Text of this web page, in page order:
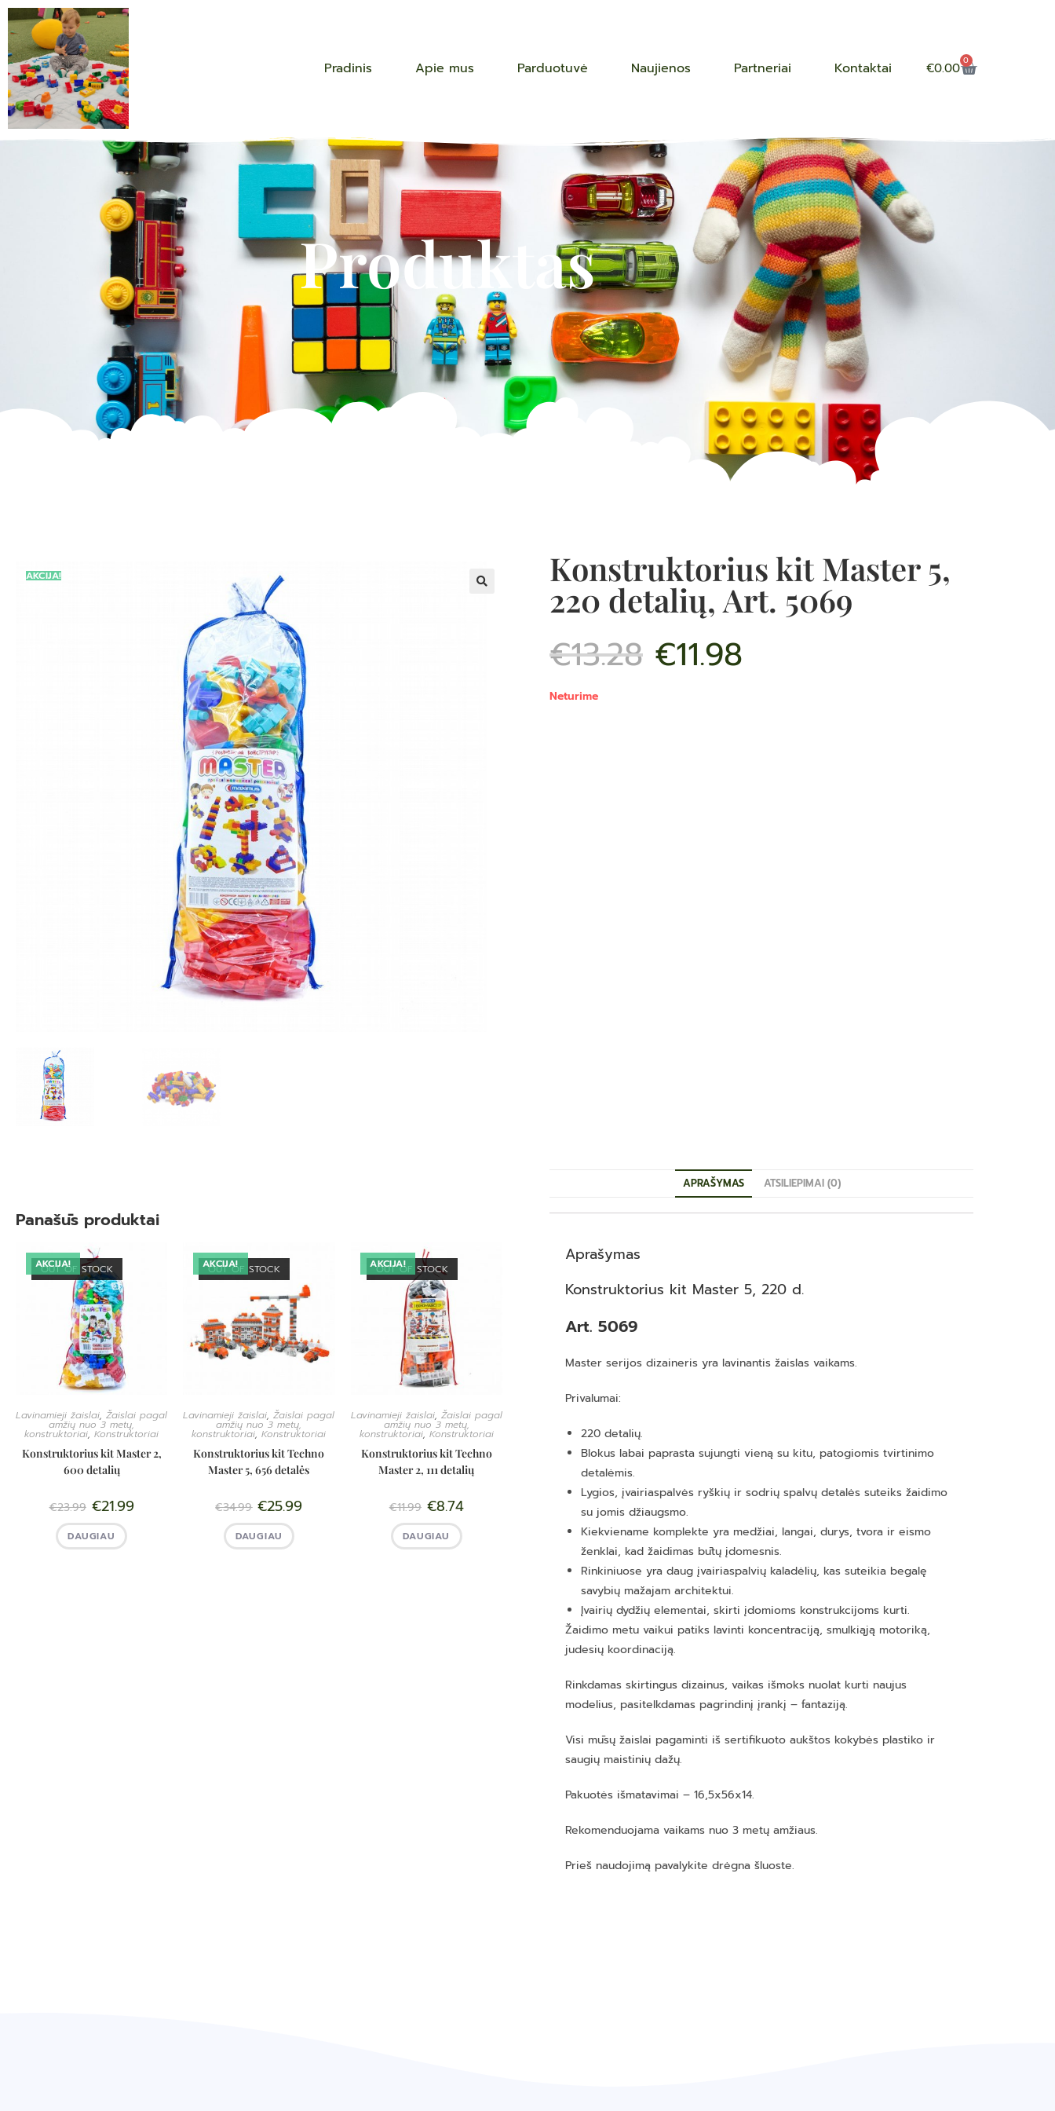
Pradinis Apie mus Parduotuvė Naujienos Partneriai Kontaktai €0.00 0
Produktas
AKCIJA! Konstruktorius kit Master 5,
220 detalių, Art. 5069
€13.28 €11.98
Neturime
Panašūs produktai
OUT OF STOCK
AKCIJA!
Lavinamieji žaislai,Žaislai pagal
amžių nuo 3 metų,
konstruktoriai,Konstruktoriai
Konstruktorius kit Master 2,
600 detalių
€23.99 €21.99
DAUGIAU
OUT OF STOCK
AKCIJA!
Lavinamieji žaislai,Žaislai pagal
amžių nuo 3 metų,
konstruktoriai,Konstruktoriai
Konstruktorius kit Techno
Master 5, 656 detalės
€34.99 €25.99
DAUGIAU
OUT OF STOCK
AKCIJA!
Lavinamieji žaislai, Žaislai pagal
amžių nuo 3 metų,
konstruktoriai, Konstruktoriai
Konstruktorius kit Techno
Master 2, 111 detalių
€11.99 €8.74
DAUGIAU
APRAŠYMAS ATSILIEPIMAI (0)
Aprašymas
Konstruktorius kit Master 5, 220 d.
Art. 5069
Master serijos dizaineris yra lavinantis žaislas vaikams.
Privalumai:
220 detalių.
Blokus labai paprasta sujungti vieną su kitu, patogiomis tvirtinimo
detalėmis.
Lygios, įvairiaspalvės ryškių ir sodrių spalvų detalės suteiks žaidimo
su jomis džiaugsmo.
Kiekviename komplekte yra medžiai, langai, durys, tvora ir eismo
ženklai, kad žaidimas būtų įdomesnis.
Rinkiniuose yra daug įvairiaspalvių kaladėlių, kas suteikia begalę
savybių mažajam architektui.
Įvairių dydžių elementai, skirti įdomioms konstrukcijoms kurti.
Žaidimo metu vaikui patiks lavinti koncentraciją, smulkiąją motoriką,
judesių koordinaciją.
Rinkdamas skirtingus dizainus, vaikas išmoks nuolat kurti naujus
modelius, pasitelkdamas pagrindinį įrankį – fantaziją.
Visi mūsų žaislai pagaminti iš sertifikuoto aukštos kokybės plastiko ir
saugių maistinių dažų.
Pakuotės išmatavimai – 16,5x56x14.
Rekomenduojama vaikams nuo 3 metų amžiaus.
Prieš naudojimą pavalykite drėgna šluoste.